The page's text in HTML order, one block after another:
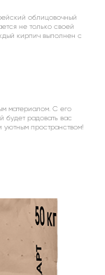
облицовочный
не только своей
кирпич выполнен с
материалом. С его
будет радовать вас
уютным пространством!